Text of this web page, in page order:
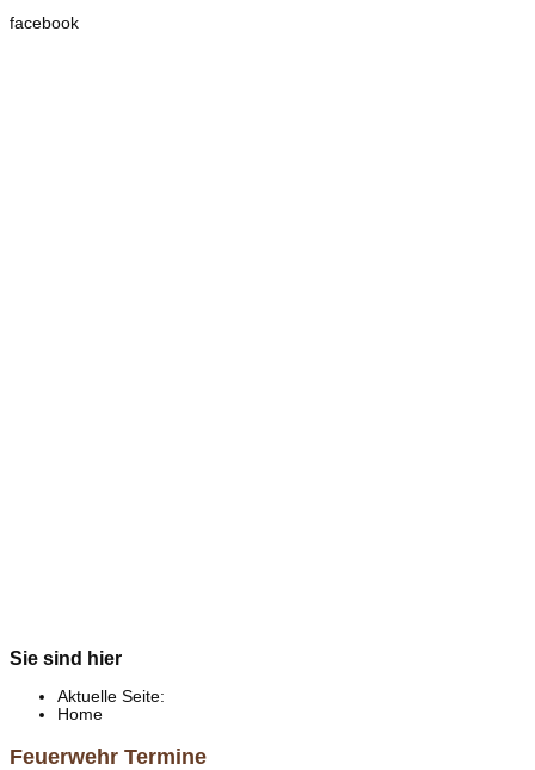
facebook
Sie sind hier
Aktuelle Seite:
Home
Feuerwehr Termine